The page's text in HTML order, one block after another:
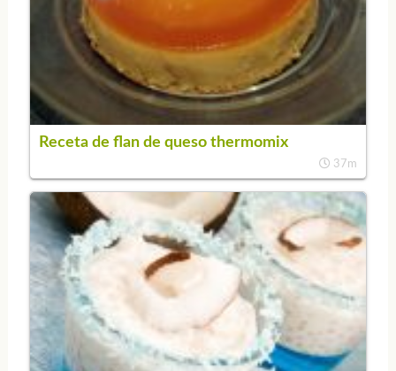
Receta de flan de queso thermomix
37m